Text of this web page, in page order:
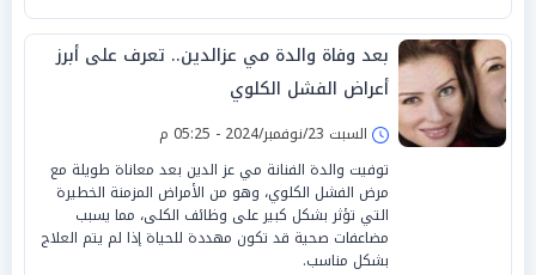
بعد وفاة والدة مي عزالدين.. تعرف على أبرز
أعراض الفشل الكلوي
السبت 23/نوفمبر/2024 - 05:25 م
توفيت والدة الفنانة مي عز الدين بعد معاناة طويلة مع
مرض الفشل الكلوي، وهو من الأمراض المزمنة الخطيرة
التي تؤثر بشكل كبير على وظائف الكلى، مما يسبب
مضاعفات صحية قد تكون مهددة للحياة إذا لم يتم العلاج
بشكل مناسب.